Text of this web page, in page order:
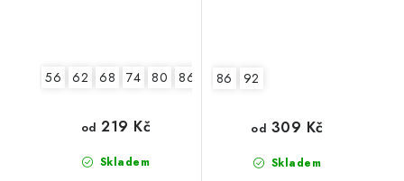
56 62 68 74 80 86 92
Skladem
od 219 Kč
86 92
Skladem
od 309 Kč